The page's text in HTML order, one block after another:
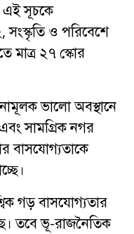
এই সূচকে
সংস্কৃতি ও পরিবেশে
মাত্র ২৭ স্কোর
ভালো অবস্থানে
সামগ্রিক নগর
বাসযোগ্যতাকে
গড় বাসযোগ্যতার
তবে ভূ-রাজনৈতিক